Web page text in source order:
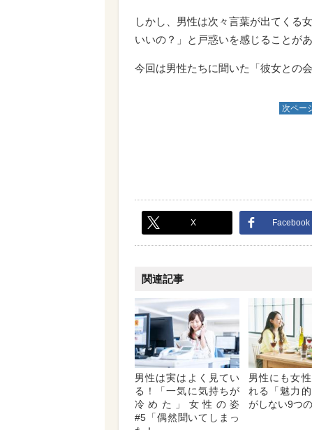
しかし、男性は次々言葉が出てくる
いいの？」と戸惑いを感じることがあ
今回は男性たちに聞いた「彼女との
次ペー
X Facebook
関連記事
男性は実はよく見てい
る！「一気に気持ちが
冷めた」女性の姿
#5「偶然聞いてしまっ
男性にも女
れる「魅力的
がしない9つ